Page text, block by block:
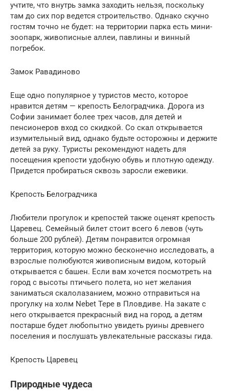
учтите, что внутрь замка заходить нельзя, поскольку
там до сих пор ведется строительство. Однако скучно
гостям точно не будет: на территории парка есть мини-
зоопарк, живописные аллеи, павлины и винный
погребок.
Замок Равадиново
Еще одно популярное у туристов место, которое
нравится детям — крепость Белоградчика. Дорога из
Софии занимает более трех часов, для детей и
пенсионеров вход со скидкой. Со скал открывается
изумительный вид, однако будьте осторожны и держите
детей за руку. Туристы рекомендуют надеть для
посещения крепости удобную обувь и плотную одежду.
Придется пробираться сквозь заросли ежевики.
Крепость Белоградчика
Любители прогулок и крепостей также оценят крепость
Царевец. Семейный билет стоит всего 6 левов (чуть
больше 200 рублей). Детям понравится огромная
территория, которую можно бесконечно исследовать, а
взрослые полюбуются живописным видом, который
открывается с башен. Если вам хочется посмотреть на
город с высоты птичьего полета, но нет желания
заниматься скалолазанием, можно отправиться на
прогулку на холм Nebet Tepe в Пловдиве. На закате с
него открывается прекрасный вид на город, а детям
постарше будет любопытно увидеть руины древнего
поселения и послушать увлекательные рассказы гида.
Крепость Царевец
Природные чудеса